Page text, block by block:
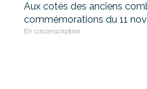
Aux cotés des anciens
commémorations du 11
En circonscription